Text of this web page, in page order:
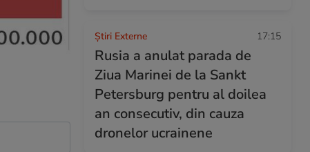
Știri Externe 17:15
Rusia a anulat parada de
Ziua Marinei de la Sankt
Petersburg pentru al doilea
an consecutiv, din cauza
dronelor ucrainene